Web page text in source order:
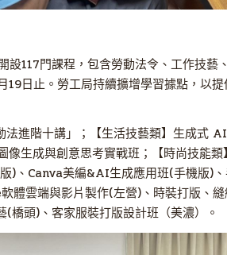
設117門課程，包含勞動法令、工作技
19日止。勞工局持續擴增學習據點，以
法進階十講」；【生活技藝類】生成式
像生成與創意思考實戰班；【時尚技能
)、Canva美編&AI生成應用班(手機版)
體雲端與影片製作(左營)、時裝打版、
橋頭)、客家服裝打版設計班（美濃）。